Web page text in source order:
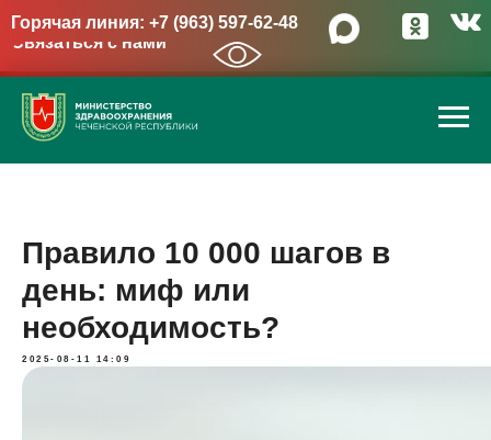
Горячая линия: +7 (963) 597-62-48
Связаться с нами
→
Правило 10 000 шагов в
день: миф или
необходимость?
2025-08-11 14:09